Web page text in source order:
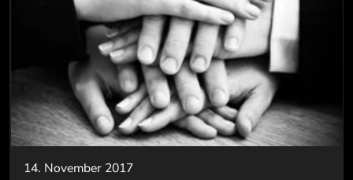
14. November 2017